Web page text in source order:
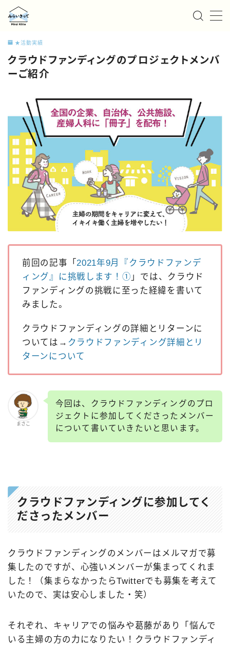
MENU
私たちについて
サービス
お知らせ/ニュース
事例紹介
採用情報
お問い合わせ
★活動実績
クラウドファンディングのプロジェクトメンバ
ーご紹介
前回の記事「 2021年9月『クラウドファンデ
ィング』に挑戦します！① 」では、クラウド
ファンディングの挑戦に至った経緯を書いて
みました。
クラウドファンディングの詳細とリターンに
ついては→ クラウドファンディング詳細とリ
ターンについて
まさこ
今回は、クラウドファンディングのプロ
ジェクトに参加してくださったメンバー
について書いていきたいと思います。
クラウドファンディングに参加してく
ださったメンバー
クラウドファンディングのメンバーはメルマガで募
集したのですが、心強いメンバーが集まってくれま
した！（集まらなかったらTwitterでも募集を考えて
いたので、実は安心しました・笑）
それぞれ、キャリアでの悩みや葛藤があり「悩んで
いる主婦の方の力になりたい！クラウドファンディ